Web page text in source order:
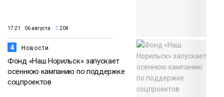
17:21 06 августа 204
4 Новости
Фонд «Наш Норильск» запускает
осеннюю кампанию по поддержке
соцпроектов